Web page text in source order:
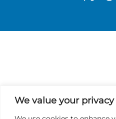
We value your privacy